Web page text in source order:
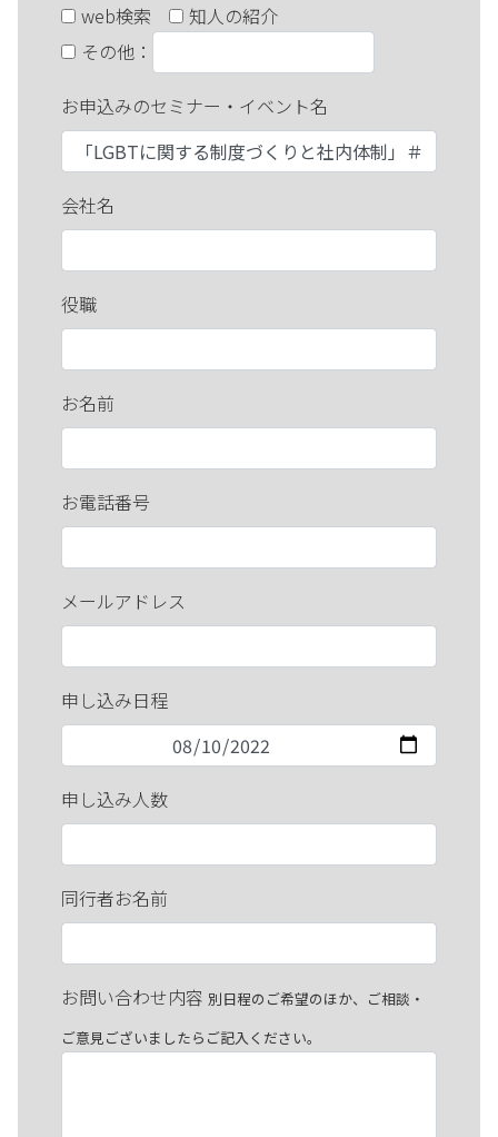
web検索
知人の紹介
その他 ：
お申込みのセミナー・イベント名
会社名
役職
お名前
お電話番号
メールアドレス
申し込み日程
申し込み人数
同行者お名前
お問い合わせ内容 別日程のご希望のほか、ご相談・
ご意見ございましたらご記入ください。